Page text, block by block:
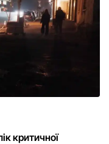
критичної